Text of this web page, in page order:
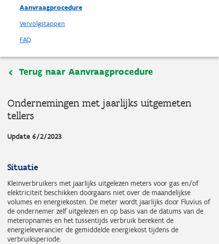
Aanvraagprocedure
Vervolgstappen
FAQ
Terug naar Aanvraagprocedure
Ondernemingen met jaarlijks uitgemeten
tellers
Update 6/2/2023
Situatie
Kleinverbruikers met jaarlijks uitgelezen meters voor gas en/of
elektriciteit beschikken doorgaans niet over de maandelijkse
volumes en energiekosten. De meter wordt jaarlijks door Fluvius of
de ondernemer zelf uitgelezen en op basis van de datums van de
meteropnames en het tussentijds verbruik berekent de
energieleverancier de gemiddelde energiekost tijdens de
verbruiksperiode.